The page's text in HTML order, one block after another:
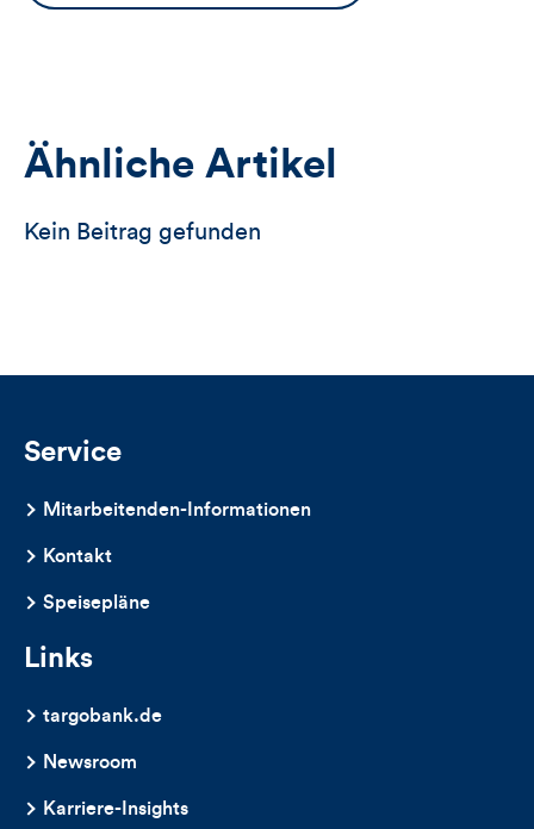
Button
Ähnliche Artikel
Kein Beitrag gefunden
Service
Mitarbeitenden-Informationen
Kontakt
Speisepläne
Links
targobank.de
Newsroom
Karriere-Insights